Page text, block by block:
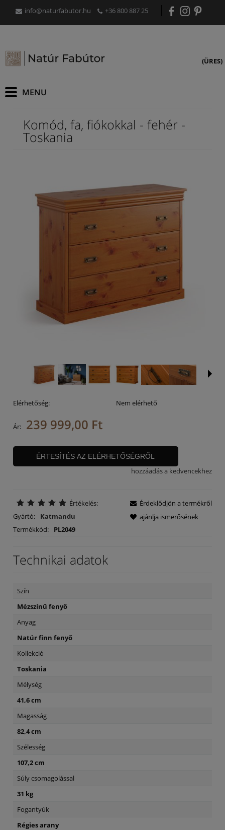
info@naturfabutor.hu +36 800 887 25
(ÜRES)
Komód, fa, fiókokkal - fehér -
Toskania
Elérhetőség: Nem elérhető
Ár: 239 999,00 Ft
ÉRTESÍTÉS AZ ELÉRHETŐSÉGRŐL
hozzáadás a kedvencekhez
Értékelés:
Gyártó:
Katmandu
Termékkód:
PL2049
Érdeklődjön a termékről
ajánlja ismerősének
Technikai adatok
Szín
Mézszínű fenyő
Anyag
Natúr finn fenyő
Kollekció
Toskania
Mélység
41,6 cm
Magasság
82,4 cm
Szélesség
107,2 cm
Súly csomagolással
31 kg
Fogantyúk
Régies arany